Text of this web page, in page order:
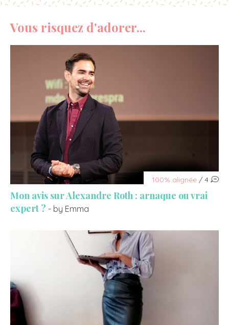
Vous risquez d'adorer...
100% alignée / 4
Mon avis sur Alexandre Roth : arnaque ou vrai
expert ? - by Emma